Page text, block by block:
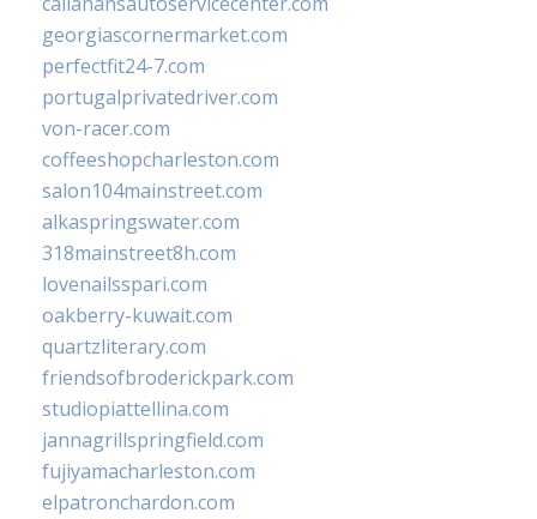
georgiascornermarket.com
perfectfit24-7.com
portugalprivatedriver.com
von-racer.com
coffeeshopcharleston.com
salon104mainstreet.com
alkaspringswater.com
318mainstreet8h.com
lovenailsspari.com
oakberry-kuwait.com
quartzliterary.com
friendsofbroderickpark.com
studiopiattellina.com
jannagrillspringfield.com
fujiyamacharleston.com
elpatronchardon.com